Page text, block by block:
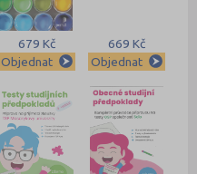
679 Kč
Objednat
669 Kč
Objednat